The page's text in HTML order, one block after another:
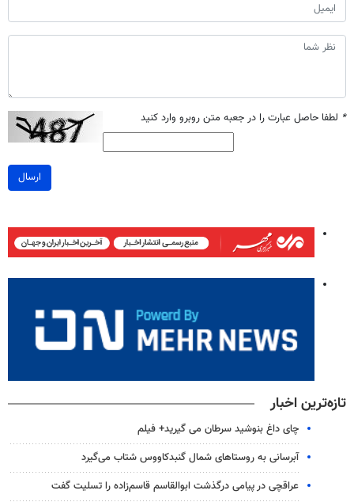
* لطفا حاصل عبارت را در جعبه متن روبرو وارد کنید
ارسال
تازه‌ترین اخبار
چای داغ بنوشید سرطان می گیرید+ فیلم
آبرسانی به روستاهای شمال گنبدکاووس شتاب می‌گیرد
عراقچی در پیامی درگذشت ابوالقاسم قاسم‌زاده را تسلیت گفت